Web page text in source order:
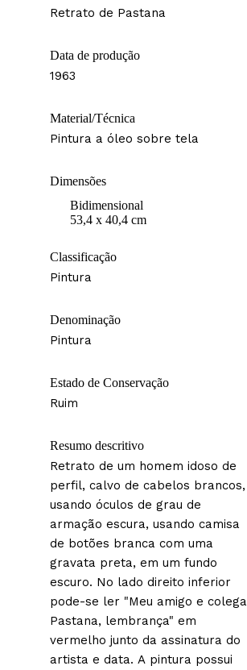
Retrato de Pastana
Data de produção
1963
Material/Técnica
Pintura a óleo sobre tela
Dimensões
Bidimensional
53,4 x 40,4 cm
Classificação
Pintura
Denominação
Pintura
Estado de Conservação
Ruim
Resumo descritivo
Retrato de um homem idoso de
perfil, calvo de cabelos brancos,
usando óculos de grau de
armação escura, usando camisa
de botões branca com uma
gravata preta, em um fundo
escuro. No lado direito inferior
pode-se ler "Meu amigo e colega
Pastana, lembrança" em
vermelho junto da assinatura do
artista e data. A pintura possui